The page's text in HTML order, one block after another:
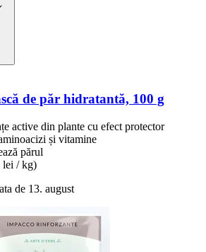
de păr hidratantă, 100 g
active din plante cu efect protector
și vitamine
părul
lei / kg)
de 13. august